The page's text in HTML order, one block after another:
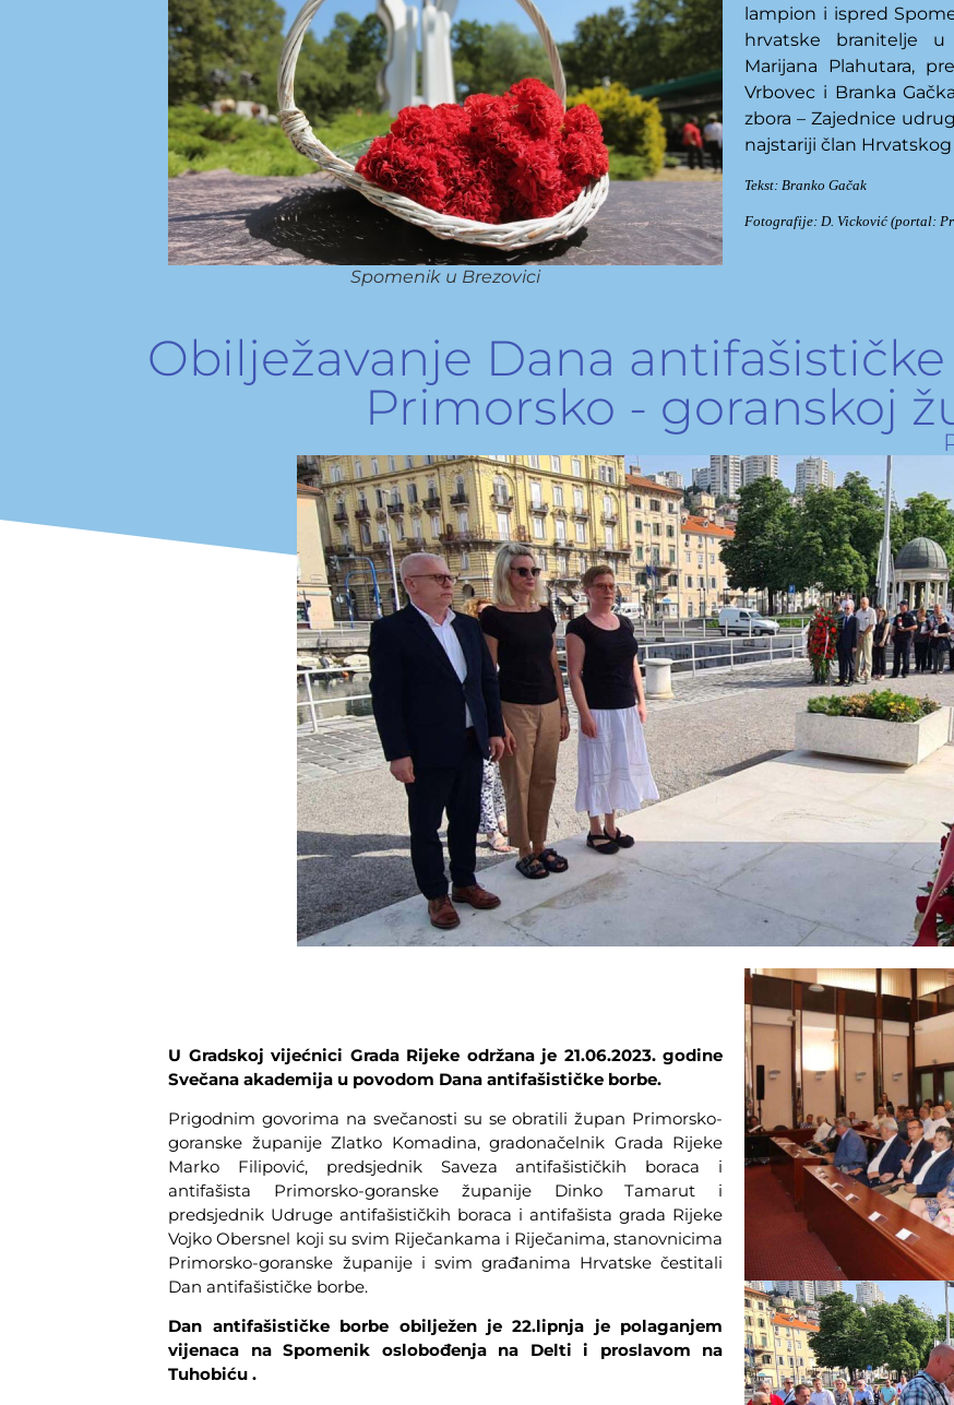
Spomenik u Brezovici
lampion i ispred
hrvatske branitelje u
Marijana Plahutara,
Vrbovec i Branka
zbora – Zajednice
najstariji član
Tekst: Branko Gačak
Fotografije: D. Vicković (portal:
Obilježavanje Dana
Primorsko - goranskoj
U Gradskoj vijećnici Grada Rijeke održana je 21.06.2023. godine
Svečana akademija u povodom Dana antifašističke borbe.
Prigodnim govorima na svečanosti su se obratili župan Primorsko-
goranske županije Zlatko Komadina, gradonačelnik Grada Rijeke
Marko Filipović, predsjednik Saveza antifašističkih boraca i
antifašista Primorsko-goranske županije Dinko Tamarut i
predsjednik Udruge antifašističkih boraca i antifašista grada Rijeke
Vojko Obersnel koji su svim Riječankama i Riječanima, stanovnicima
Primorsko-goranske županije i svim građanima Hrvatske čestitali
Dan antifašističke borbe.
Dan antifašističke borbe obilježen je 22.lipnja je polaganjem
vijenaca na Spomenik oslobođenja na Delti i proslavom na
Tuhobiću .